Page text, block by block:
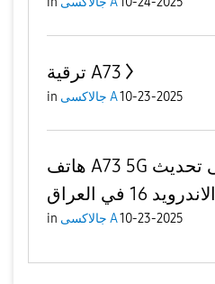
ترقية A73
in جالاكسى A10-23-2025
هاتف A73 5G يتلقى تحديث OneUi8.0 مع
الاندرويد 16 في العراق
in جالاكسى A10-23-2025